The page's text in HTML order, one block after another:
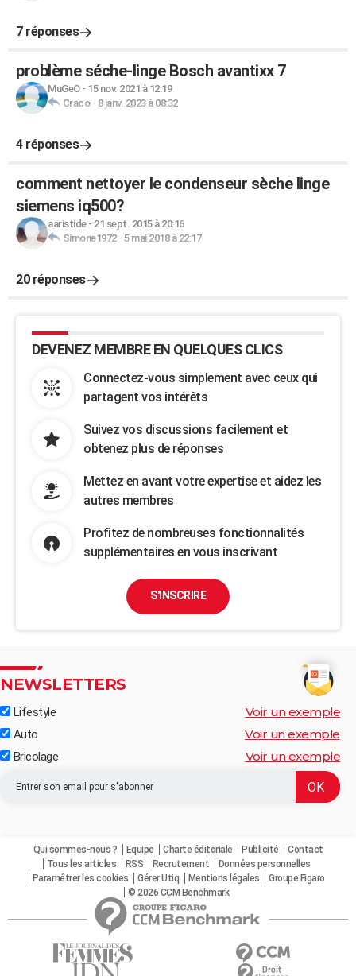
7 réponses
problème séche-linge Bosch avantixx 7
MuGeO- 15 nov. 2021 à 12:19
Craco- 8 janv. 2023 à 08:32
4 réponses
comment nettoyer le condenseur sèche linge
siemens iq500?
aaristide- 21 sept. 2015 à 20:16
Simone1972- 5 mai 2018 à 22:17
20 réponses
DEVENEZ MEMBRE EN QUELQUES CLICS
Connectez-vous simplement avec ceux qui
partagent vos intérêts
Suivez vos discussions facilement et
obtenez plus de réponses
Mettez en avant votre expertise et aidez les
autres membres
Profitez de nombreuses fonctionnalités
supplémentaires en vous inscrivant
S'INSCRIRE
NEWSLETTERS
Lifestyle Voir un exemple
Auto Voir un exemple
Bricolage Voir un exemple
Qui sommes-nous ? Equipe Charte éditoriale Publicité
Contact
Tous les articles
RSS Recrutement
Données personnelles
Paramétrer les cookies
Gérer Utiq Mentions légales
Groupe Figaro
© 2026 CCM Benchmark